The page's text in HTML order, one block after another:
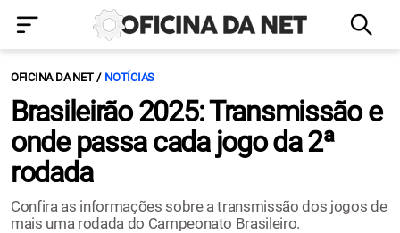
OFICINA DA NET NOTÍCIAS
Brasileirão 2025: Transmissão e
onde passa cada jogo da 2ª
rodada
Confira as informações sobre a transmissão dos jogos de
mais uma rodada do Campeonato Brasileiro.